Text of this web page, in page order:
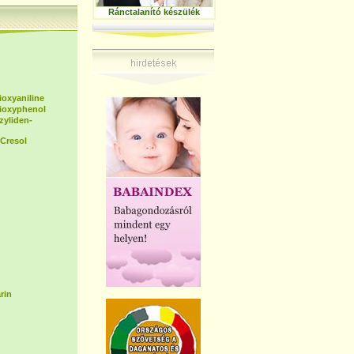
Ránctalanító készülék